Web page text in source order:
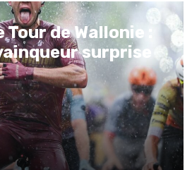
de Wallonie :
surprise